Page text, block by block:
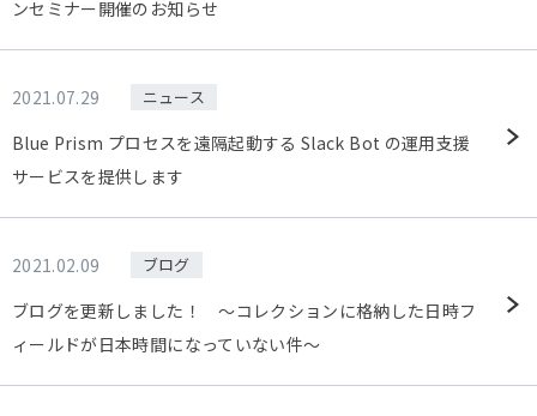
ンセミナー開催のお知らせ
2021.07.29 ニュース
Blue Prism プロセスを遠隔起動する Slack Bot の運用支援
サービスを提供します
2021.02.09 ブログ
ブログを更新しました！ ～コレクションに格納した日時フ
ィールドが日本時間になっていない件～